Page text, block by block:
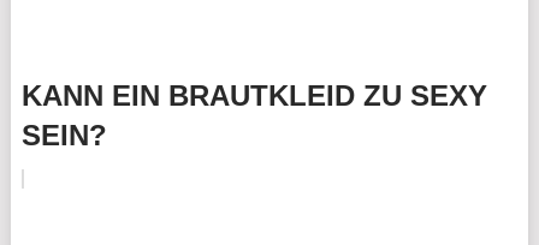
KANN EIN BRAUTKLEID ZU SEXY
SEIN?